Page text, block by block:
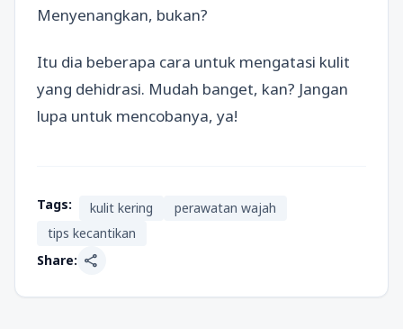
Menyenangkan, bukan?
Itu dia beberapa cara untuk mengatasi kulit
yang dehidrasi. Mudah banget, kan? Jangan
lupa untuk mencobanya, ya!
Tags: kulit kering
perawatan wajah
tips kecantikan
Share: share